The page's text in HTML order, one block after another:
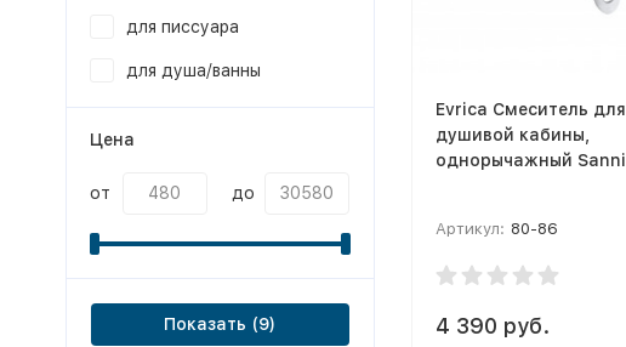
Evrica Смеситель для
душивой кабины,
однорычажный Sanni
Артикул: 80-86
4 390 руб.
для писсуара
для душа/ванны
Цена
от до
Показать